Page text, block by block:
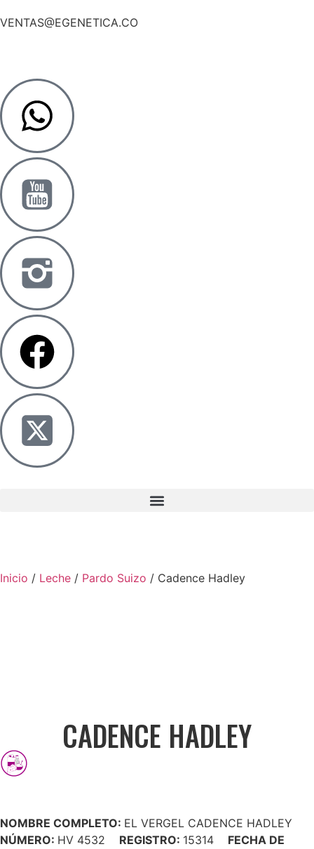
VENTAS@EGENETICA.CO
Inicio / Leche / Pardo Suizo / Cadence Hadley
CADENCE HADLEY
NOMBRE COMPLETO: EL VERGEL CADENCE HADLEY
NÚMERO: HV 4532 REGISTRO: 15314 FECHA DE